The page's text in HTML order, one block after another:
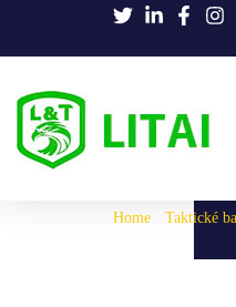
Home Taktické